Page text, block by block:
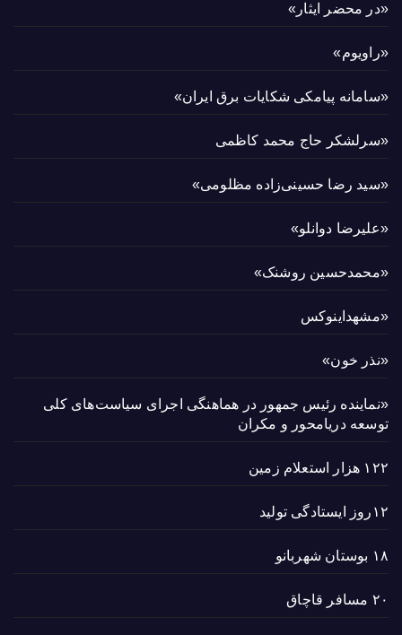
«در محضر ایثار»
«راویوم»
«سامانه پیامکی شکایات برق ایران»
«سرلشکر حاج محمد کاظمی
«سید رضا حسینی‌زاده مظلومی»
«علیرضا دوانلو»
«محمدحسین روشنک»
«مشهداینوکس
«نذر خون»
«نماینده رئیس جمهور در هماهنگی اجرای سیاست‌های کلی
توسعه دریامحور و مکران
۱۲۲ هزار استعلام زمین
۱۲روز ایستادگی تولید
۱۸ بوستان شهربانو
۲۰ مسافر قاچاق